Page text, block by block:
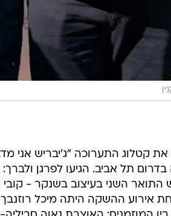
קטלוג התערוכה "ג'יבריש אני
בדרום תל אביב. הגיעו לפרגן
השני בעיצוב בשנקר - קובי
אירוע ההשקה היתה מיכל